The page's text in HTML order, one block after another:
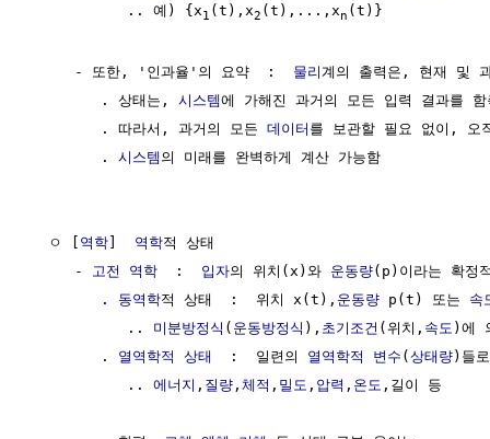
           .. 예) {x
1 (t),x2 (t),...,xn (t)}
     - 또한, '인과율'의 요약  :
물리계의 출력은, 현재 및
        . 상태는,
시스템에 가해진 과거의 모든 입력 결과를 함
        . 따라서, 과거의 모든
데이터 를 보관할 필요 없이,
        .
시스템 의 미래를 완벽하게 계산 가능함
  ㅇ [
역학 역학적 상태
     -
고전 역학
  :
입자의 위치(x)와 운동량(p)이라는 확정
        .
동역학적 상태  :  위치 x(t), 운동량 p(t) 또는 속
           ..
미분방정식 ( 운동방정식 ), 초기조건 (위치, 속도 )에
        .
열역학적 상태
  :  일련의
열역학적 변수 ( 상태량)들
           ..
에너지 , 질량 , 체적 , 밀도 , 압력 , 온도 ,길이 등